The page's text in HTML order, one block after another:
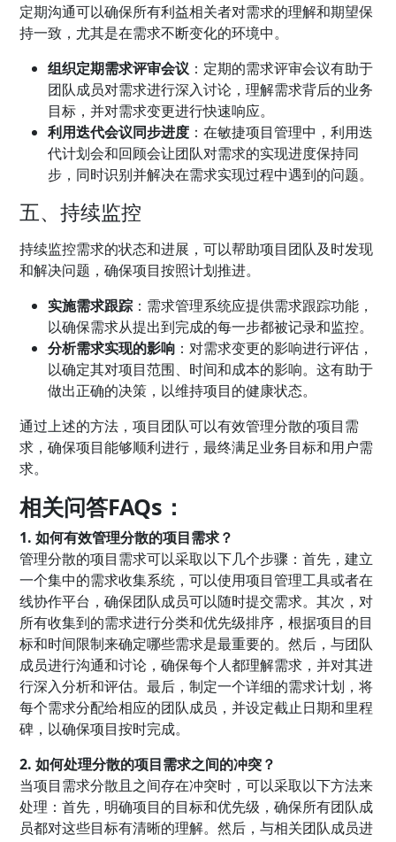
定期沟通可以确保所有利益相关者对需求的理解和期望保
持一致，尤其是在需求不断变化的环境中。
组织定期需求评审会议 ：定期的需求评审会议有助于
团队成员对需求进行深入讨论，理解需求背后的业务
目标，并对需求变更进行快速响应。
利用迭代会议同步进度 ：在敏捷项目管理中，利用迭
代计划会和回顾会让团队对需求的实现进度保持同
步，同时识别并解决在需求实现过程中遇到的问题。
五、持续监控
持续监控需求的状态和进展，可以帮助项目团队及时发现
和解决问题，确保项目按照计划推进。
实施需求跟踪 ：需求管理系统应提供需求跟踪功能，
以确保需求从提出到完成的每一步都被记录和监控。
分析需求实现的影响 ：对需求变更的影响进行评估，
以确定其对项目范围、时间和成本的影响。这有助于
做出正确的决策，以维持项目的健康状态。
通过上述的方法，项目团队可以有效管理分散的项目需
求，确保项目能够顺利进行，最终满足业务目标和用户需
求。
相关问答FAQs：
1. 如何有效管理分散的项目需求？
管理分散的项目需求可以采取以下几个步骤：首先，建立
一个集中的需求收集系统，可以使用项目管理工具或者在
线协作平台，确保团队成员可以随时提交需求。其次，对
所有收集到的需求进行分类和优先级排序，根据项目的目
标和时间限制来确定哪些需求是最重要的。然后，与团队
成员进行沟通和讨论，确保每个人都理解需求，并对其进
行深入分析和评估。最后，制定一个详细的需求计划，将
每个需求分配给相应的团队成员，并设定截止日期和里程
碑，以确保项目按时完成。
2. 如何处理分散的项目需求之间的冲突？
当项目需求分散且之间存在冲突时，可以采取以下方法来
处理：首先，明确项目的目标和优先级，确保所有团队成
员都对这些目标有清晰的理解。然后，与相关团队成员进